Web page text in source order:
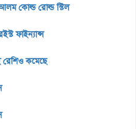
কোল্ড রোল্ড স্টিল
ফাইন্যান্স
রেশিও কমেছে